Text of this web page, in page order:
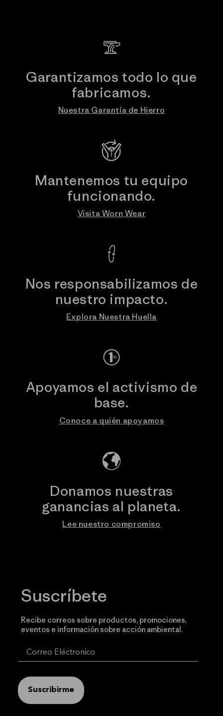
Garantizamos todo lo que
fabricamos.
Nuestra Garantía de Hierro
Mantenemos tu equipo
funcionando.
Visita Worn Wear
Nos responsabilizamos de
nuestro impacto.
Explora Nuestra Huella
Apoyamos el activismo de
base.
Conoce a quién apoyamos
Donamos nuestras
ganancias al planeta.
Lee nuestro compromiso
Suscríbete
Recibe correos sobre productos, promociones,
eventos e información sobre acción ambiental.
Suscribirme